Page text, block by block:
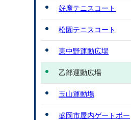
好摩テニスコート
松園テニスコート
東中野運動広場
乙部運動広場
玉山運動場
盛岡市屋内ゲートボー